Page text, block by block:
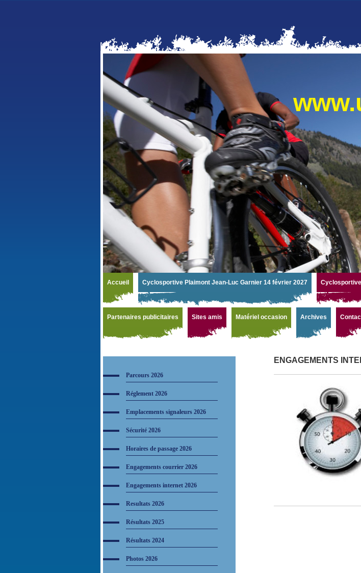
Accueil Cyclosportive Plaimont Jean-Luc Garnier 14 février 2027
Partenaires publicitaires Sites amis Matériel occasion Archives
Parcours 2026
Réglement 2026
Emplacements signaleurs 2026
Sécurité 2026
Horaires de passage 2026
Engagements courrier 2026
Engagements internet 2026
Resultats 2026
Résultats 2025
Résultats 2024
Photos 2026
ENGAGEMENTS